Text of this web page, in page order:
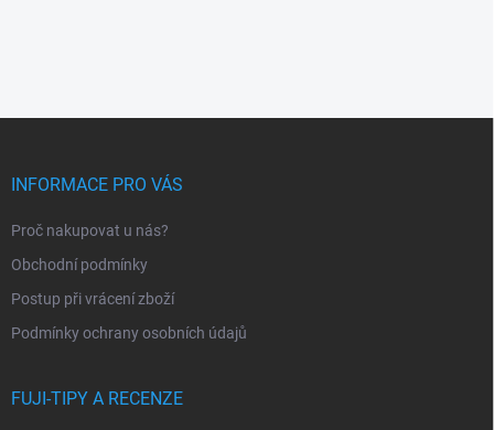
INFORMACE PRO VÁS
Proč nakupovat u nás?
Obchodní podmínky
Postup při vrácení zboží
Podmínky ochrany osobních údajů
FUJI-TIPY A RECENZE